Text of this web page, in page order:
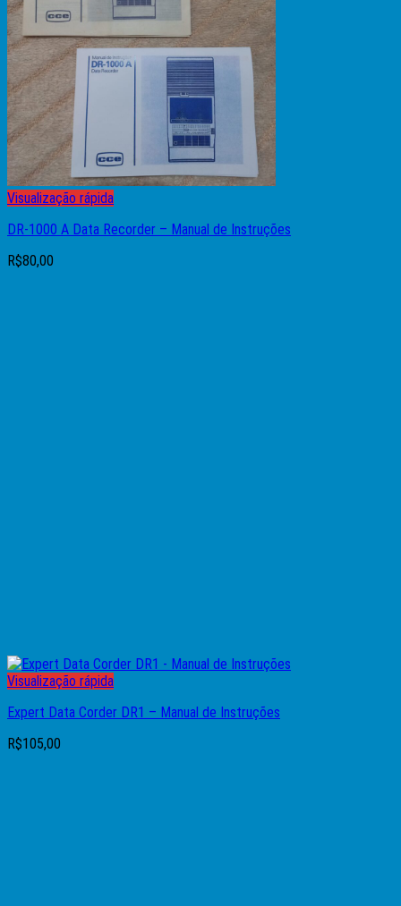
Visualização rápida
DR-1000 A Data Recorder – Manual de Instruções
R$80,00
Visualização rápida
Expert Data Corder DR1 – Manual de Instruções
R$105,00